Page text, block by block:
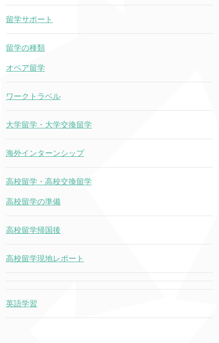
留学サポート
留学の種類
オペア留学
ワークトラベル
大学留学・大学交換留学
海外インターンシップ
高校留学・高校交換留学
高校留学の準備
高校留学帰国後
高校留学現地レポート
英語学習